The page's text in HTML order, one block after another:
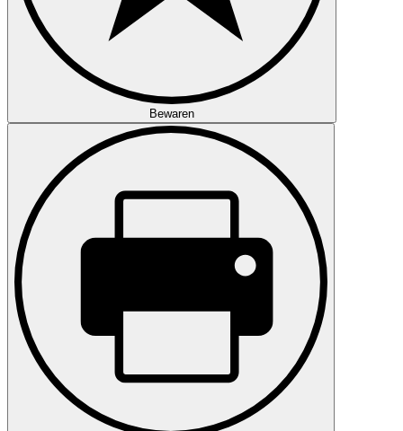
Bewaren